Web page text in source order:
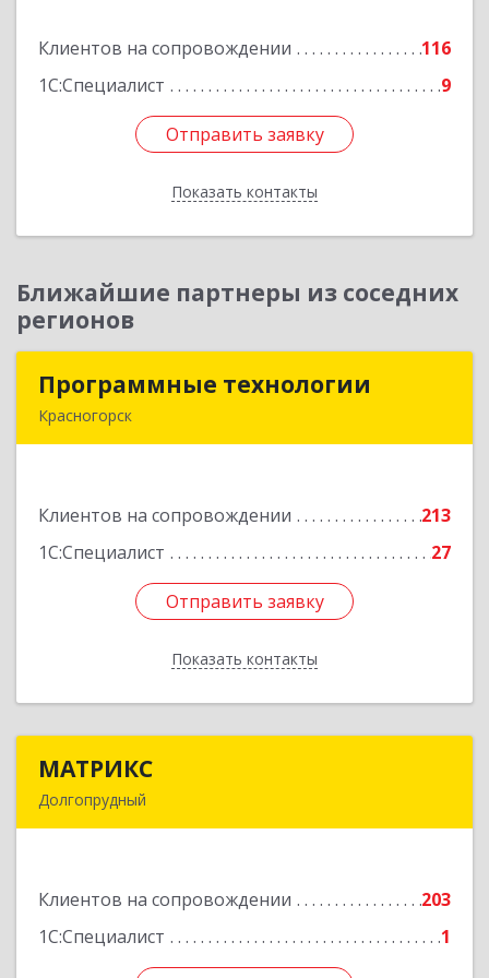
Клиентов на сопровождении
116
1С:Специалист
9
Отправить заявку
Показать контакты
Подробнее
Отправить заявку
Назад
Ближайшие партнеры из соседних
регионов
Программные технологии
Красногорск
Клиентов на сопровождении
213
1С:Специалист
27
Отправить заявку
Показать контакты
Программные технологии
Подробнее
Отправить заявку
Назад
МАТРИКС
Долгопрудный
Клиентов на сопровождении
203
1С:Специалист
1
Подробнее